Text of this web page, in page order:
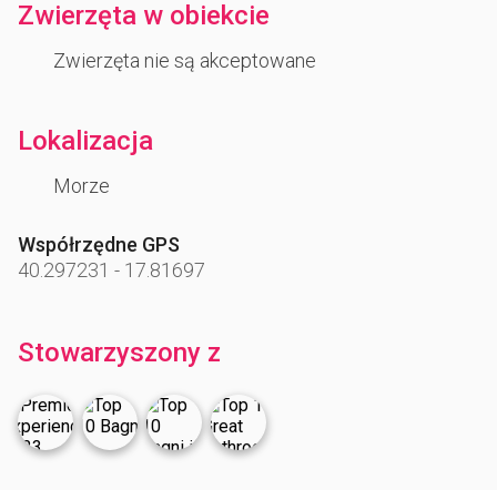
Zwierzęta w obiekcie
Zwierzęta nie są akceptowane
Lokalizacja
Morze
Współrzędne GPS
40.297231 - 17.81697
Stowarzyszony z